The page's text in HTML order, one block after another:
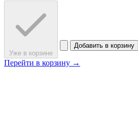
Уже в корзине
Добавить в корзину
Перейти в корзину →